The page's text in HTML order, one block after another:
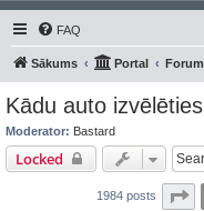
FAQ
Sākums Portal
Kādu auto
Moderator: Bastard
Locked
1984 posts